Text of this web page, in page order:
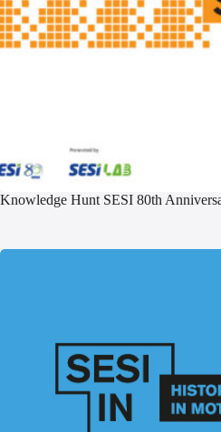
Knowledge Hunt SESI 80th